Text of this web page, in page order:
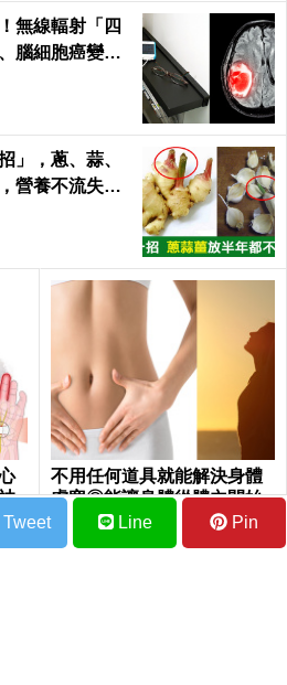
無線輻射「四
腦細胞癌變！
」，蔥、蒜、
營養不流失！
不用任何道具就能解決身體
虛寒◎能讓身體從體內開始
變得暖暖地的「呼吸法」
Tweet Line Pin